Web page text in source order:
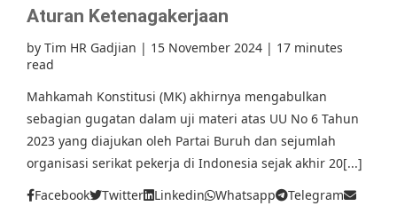
Aturan Ketenagakerjaan
by Tim HR Gadjian | 15 November 2024 | 17 minutes
read
Mahkamah Konstitusi (MK) akhirnya mengabulkan
sebagian gugatan dalam uji materi atas UU No 6 Tahun
2023 yang diajukan oleh Partai Buruh dan sejumlah
organisasi serikat pekerja di Indonesia sejak akhir 20[...]
Facebook
Twitter Linkedin Whatsapp
Telegram